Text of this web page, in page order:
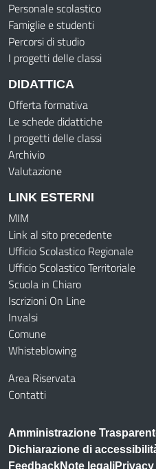
Personale scolastico
Famiglie e studenti
Percorsi di studio
I progetti delle classi
DIDATTICA
Offerta formativa
Le schede didattiche
I progetti delle classi
Archivio
Valutazione
LINK ESTERNI
MIM
Link al sito precedente
Ufficio Scolastico Regionale
Ufficio Scolastico Territoriale
Scuola in Chiaro
Iscrizioni On Line
Invalsi
Comune
Whisteblowing
Area Riservata
Contatti
Amministrazione
Dichiarazione di
FeedbackNote legali